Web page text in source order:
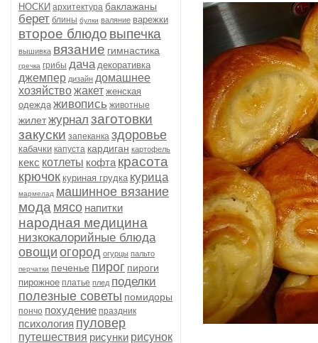
НОСКИ архитектура баклажаны
берет блины булки валяние варежки
второе блюдо выпечка
вышивка вязание гимнастика
гречка грибы дача декоративка
джемпер дизайн домашнее
хозяйствожакет женская
одежда живопись животные
жилетжурнал заготовки
закуски запеканка здоровье
кабачки капуста кардиган картофель
кекс котлеты кофта красота
крючок куриная грудка курица
мармелад машинное вязание
мода мясо напитки
народная медицина
низкокалорийные блюда
овощи огород огурцы пальто
перчатки печенье пирог пироги
пирожное платье плед поделки
полезные советы помидоры
пончо похудение праздник
психология пуловер
путешествия рисунки рисунок